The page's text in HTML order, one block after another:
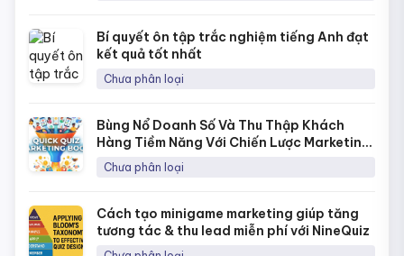
Bí quyết ôn tập trắc nghiệm tiếng Anh đạt
kết quả tốt nhất
Chưa phân loại
Bùng Nổ Doanh Số Và Thu Thập Khách
Hàng Tiềm Năng Với Chiến Lược Marketing
Bằng Quick Quiz
Chưa phân loại
Cách tạo minigame marketing giúp tăng
tương tác & thu lead miễn phí với NineQuiz